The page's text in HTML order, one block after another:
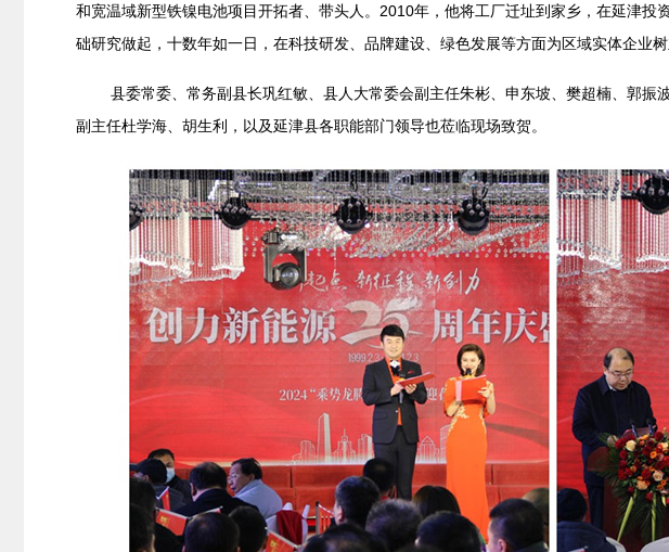
和宽温域新型铁镍电池项目开拓者、带头人。2010年，他将工厂迁址到家乡，在延津投
础研究做起，十数年如一日，在科技研发、品牌建设、绿色发展等方面为区域实体企业树
县委常委、常务副县长巩红敏、县人大常委会副主任朱彬、申东坡、樊超楠、郭振
副主任杜学海、胡生利，以及延津县各职能部门领导也莅临现场致贺。